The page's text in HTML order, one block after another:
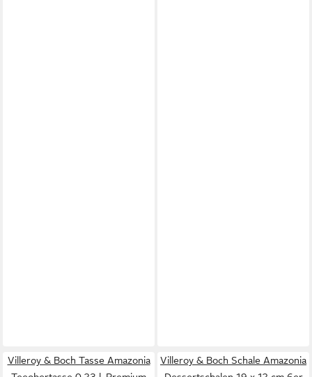
Villeroy & Boch Tasse Amazonia
Villeroy & Boch Schale Amazonia